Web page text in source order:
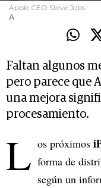
Apple CEO Steve Jobs
A
Faltan algunos
pero parece que
una mejora
procesamiento.
L os próximos
forma de
según un